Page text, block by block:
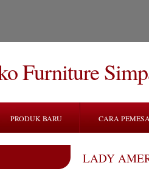
Furniture
PRODUK BARU CARA
LADY